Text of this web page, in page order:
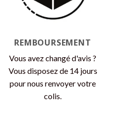
REMBOURSEMENT
Vous avez changé d'avis ?
Vous disposez de 14 jours
pour nous renvoyer votre
colis.